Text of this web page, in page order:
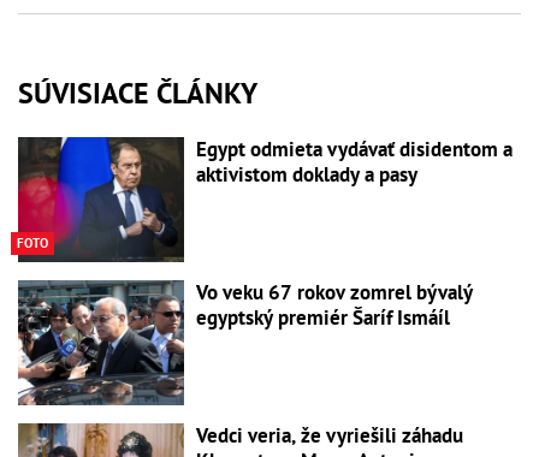
SÚVISIACE ČLÁNKY
FOTO
Egypt odmieta vydávať disidentom a
aktivistom doklady a pasy
Vo veku 67 rokov zomrel bývalý
egyptský premiér Šaríf Ismáíl
Vedci veria, že vyriešili záhadu